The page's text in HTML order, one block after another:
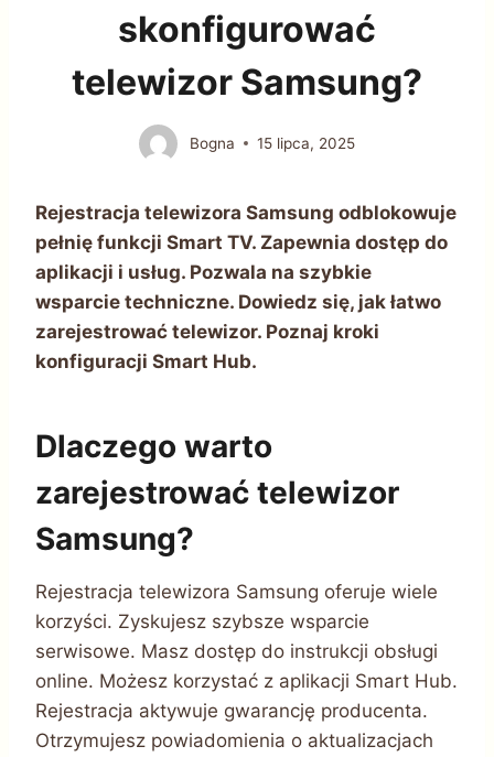
skonfigurować
telewizor Samsung?
Bogna 15 lipca, 2025
Rejestracja telewizora Samsung odblokowuje
pełnię funkcji Smart TV. Zapewnia dostęp do
aplikacji i usług. Pozwala na szybkie
wsparcie techniczne. Dowiedz się, jak łatwo
zarejestrować telewizor. Poznaj kroki
konfiguracji Smart Hub.
Dlaczego warto
zarejestrować telewizor
Samsung?
Rejestracja telewizora Samsung oferuje wiele
korzyści. Zyskujesz szybsze wsparcie
serwisowe. Masz dostęp do instrukcji obsługi
online. Możesz korzystać z aplikacji Smart Hub.
Rejestracja aktywuje gwarancję producenta.
Otrzymujesz powiadomienia o aktualizacjach